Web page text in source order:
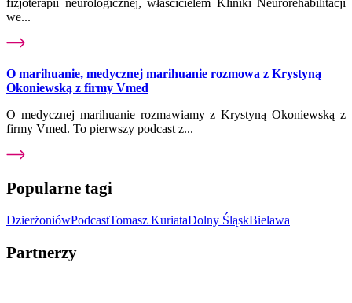
we...
O marihuanie, medycznej marihuanie rozmowa z Krystyną
Okoniewską z firmy Vmed
O medycznej marihuanie rozmawiamy z Krystyną Okoniewską z
firmy Vmed. To pierwszy podcast z...
Popularne tagi
DzierżoniówPodcastTomasz KuriataDolny ŚląskBielawa
Partnerzy